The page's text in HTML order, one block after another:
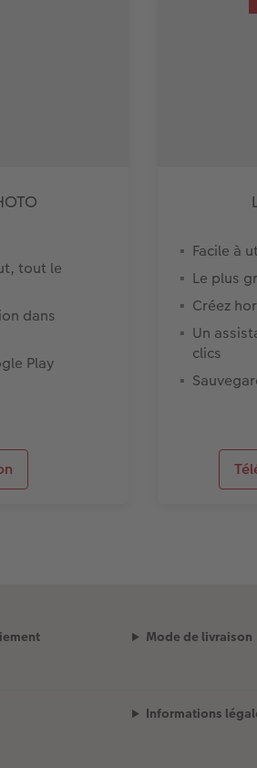
tout le
dans
Play
Facile à
Le plus
Créez
Un
clics
Mode de livraison
Informations